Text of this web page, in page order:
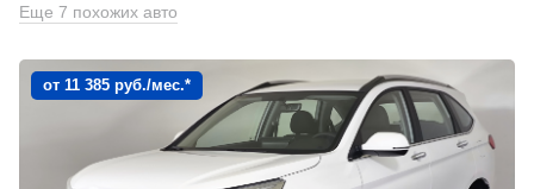
Еще 7 похожих авто
от 11 385 руб./мес.*